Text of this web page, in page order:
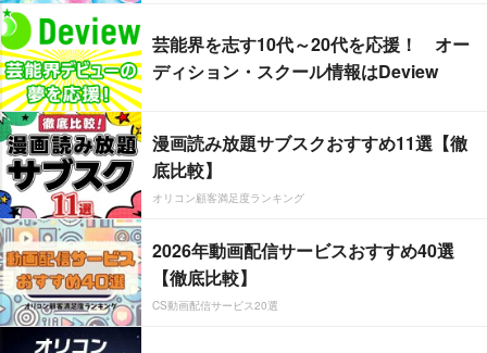
芸能界を志す10代～20代を応援！ オー
ディション・スクール情報はDeview
漫画読み放題サブスクおすすめ11選【徹
底比較】
オリコン顧客満足度ランキング
2026年動画配信サービスおすすめ40選
【徹底比較】
CS動画配信サービス20選